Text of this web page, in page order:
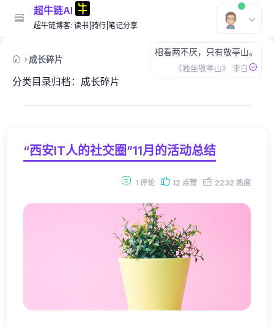
超牛链AI
超牛链博客: 读书|骑行|笔记分享
成长碎片
相看两不厌，只有敬亭山。
《独坐敬亭山》 李白
分类目录归档： 成长碎片
“西安IT人的社交圈”11月的活动总结
1 评论 12 点赞 2232 热度